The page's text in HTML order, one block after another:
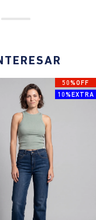
50%OFF
10%EXTRA